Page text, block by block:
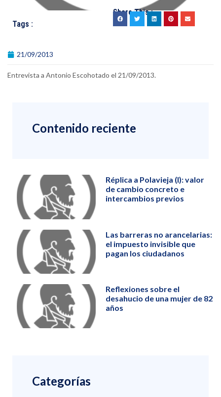
Tags :
Share This :
21/09/2013
Entrevista a Antonio Escohotado el 21/09/2013.
Contenido reciente
Réplica a Polavieja (I): valor
de cambio concreto e
intercambios previos
Las barreras no arancelarias:
el impuesto invisible que
pagan los ciudadanos
Reflexiones sobre el
desahucio de una mujer de 82
años
Categorías